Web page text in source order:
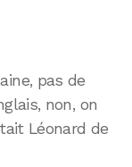
pas de
non, on
Léonard de